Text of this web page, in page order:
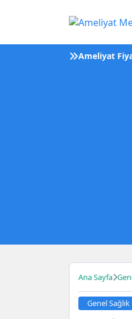
Ameliyat
Ana Sayfa
Genel Sağlık